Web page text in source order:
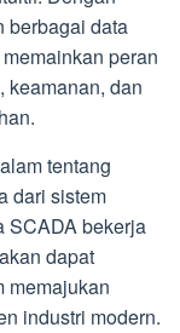
berbagai data
peran
keamanan, dan
tentang
dari sistem
SCADA bekerja
dapat
memajukan
industri modern.